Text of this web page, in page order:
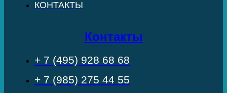
КОНТАКТЫ
Контакты
+ 7 (495) 928 68 68
+ 7 (985) 275 44 55